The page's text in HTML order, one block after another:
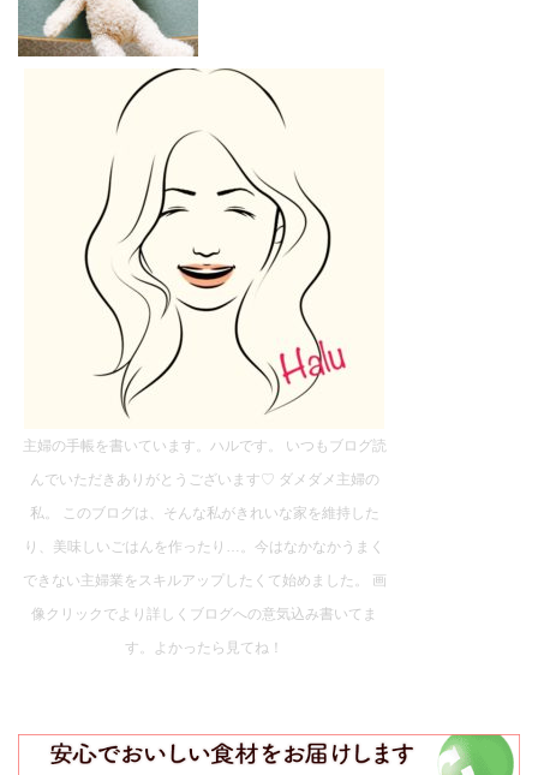
主婦の手帳を書いています。ハルです。 いつもブログ読
んでいただきありがとうございます♡ ダメダメ主婦の
私。 このブログは、そんな私がきれいな家を維持した
り、美味しいごはんを作ったり…。今はなかなかうまく
できない主婦業をスキルアップしたくて始めました。 画
像クリックでより詳しくブログへの意気込み書いてま
す。よかったら見てね！